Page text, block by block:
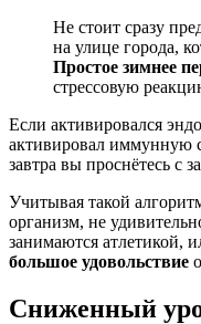
Не стоит сразу
на улице города,
Простое зимнее
стрессовую
Если активировался
активировал иммунную
завтра вы проснётесь с
Учитывая такой
организм, не
занимаются атлетикой,
большое удовольствие
Сниженный